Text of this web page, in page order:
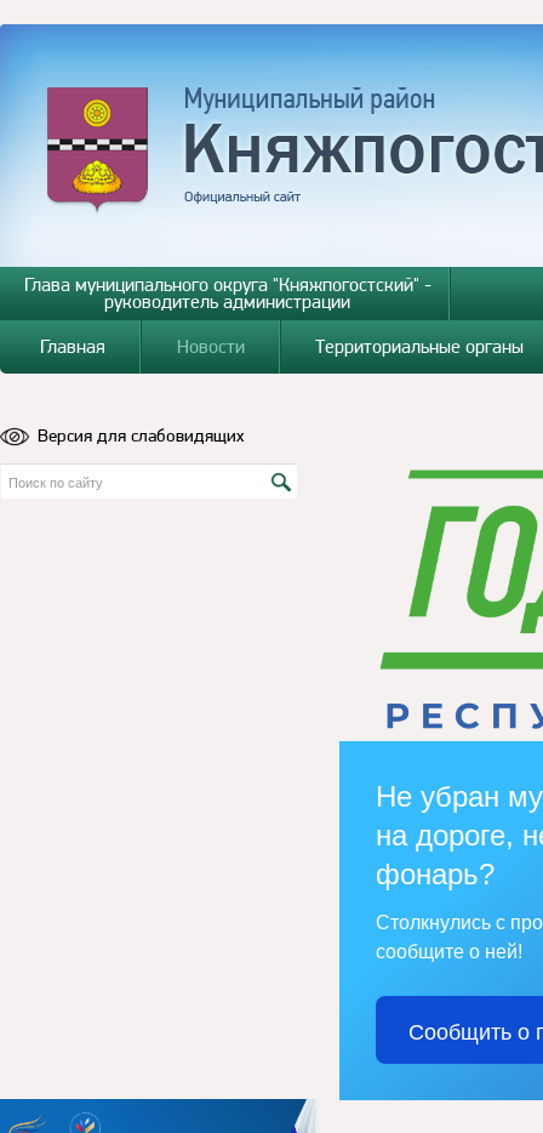
Глава муниципального округа "Княжпогостский" -
руководитель администрации
Главная
Новости Территориальные органы
Версия для слабовидящих
Не убран
на дороге,
фонарь?
Столкнулись с
сообщите о ней!
Сообщить о